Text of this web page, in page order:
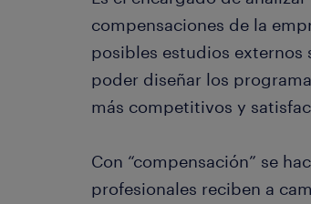
compensaciones de la
posibles estudios
poder diseñar los
más competitivos y
Con “compensación” se
profesionales reciben a